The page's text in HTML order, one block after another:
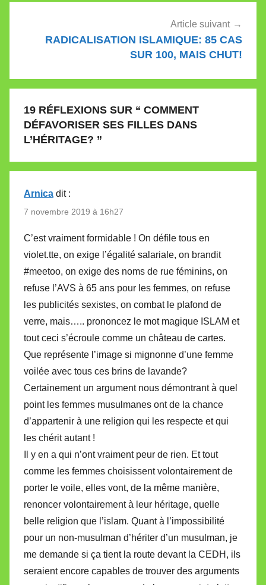
Article suivant
RADICALISATION ISLAMIQUE: 85 CAS
SUR 100, MAIS CHUT!
19 RÉFLEXIONS SUR “ COMMENT
DÉFAVORISER SES FILLES DANS
L’HÉRITAGE? ”
Arnica dit :
7 novembre 2019 à 16h27
C’est vraiment formidable ! On défile tous en
violet.tte, on exige l’égalité salariale, on brandit
#meetoo, on exige des noms de rue féminins, on
refuse l’AVS à 65 ans pour les femmes, on refuse
les publicités sexistes, on combat le plafond de
verre, mais….. prononcez le mot magique ISLAM et
tout ceci s’écroule comme un château de cartes.
Que représente l’image si mignonne d’une femme
voilée avec tous ces brins de lavande?
Certainement un argument nous démontrant à quel
point les femmes musulmanes ont de la chance
d’appartenir à une religion qui les respecte et qui
les chérit autant !
Il y en a qui n’ont vraiment peur de rien. Et tout
comme les femmes choisissent volontairement de
porter le voile, elles vont, de la même manière,
renoncer volontairement à leur héritage, quelle
belle religion que l’islam. Quant à l’impossibilité
pour un non-musulman d’hériter d’un musulman, je
me demande si ça tient la route devant la CEDH, ils
seraient encore capables de trouver des arguments